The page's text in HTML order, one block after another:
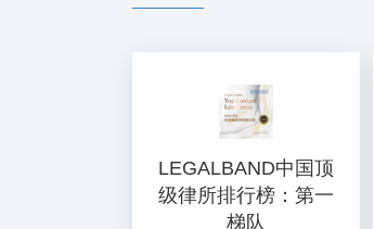
LEGALBAND中国顶
级律所排行榜：第一
梯队